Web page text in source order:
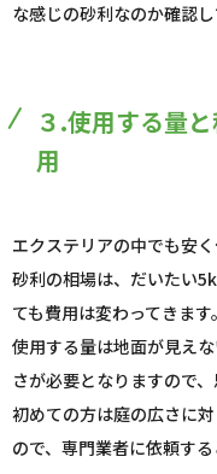
な感じの砂利なのか確認
３.使用する量
用
エクステリアの中でも安
砂利の相場は、だいたい
ても費用は変わってきます。
使用する量は地面が見え
さが必要となりますので
初めての方は庭の広さに
ので、専門業者に依頼する